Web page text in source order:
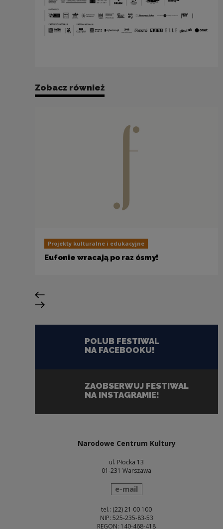
Zobacz również
Projekty kulturalne i edukacyjne
Eufonie wracają po raz ósmy!
Poprzedni slajd
Następny slajd
POLUB FESTIWAL
NA FACEBOOKU!
ZAOBSERWUJ FESTIWAL
NA INSTAGRAMIE!
Narodowe Centrum Kultury
ul. Płocka 13
01-231 Warszawa
wyślij wiadomość
e-mail
tel.: (22) 21 00 100
NIP: 525-235-83-53
REGON: 140-468-418